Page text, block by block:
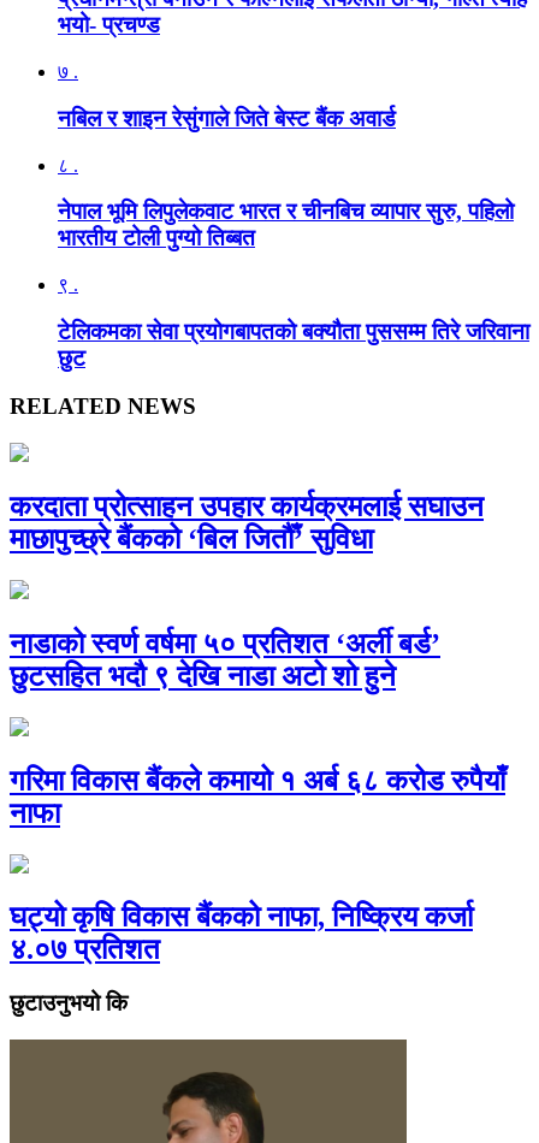
भयो- प्रचण्ड
७ .
नबिल र शाइन रेसुंगाले जिते बेस्ट बैंक अवार्ड
८ .
नेपाल भूमि लिपुलेकवाट भारत र चीनबिच व्यापार सुरु, पहिलो
भारतीय टोली पुग्यो तिब्बत
९ .
टेलिकमका सेवा प्रयोगबापतको बक्यौता पुससम्म तिरे जरिवाना
छुट
RELATED NEWS
करदाता प्रोत्साहन उपहार कार्यक्रमलाई सघाउन
माछापुच्छ्रे बैंकको ‘बिल जितौँ’ सुविधा
नाडाको स्वर्ण वर्षमा ५० प्रतिशत ‘अर्ली बर्ड’
छुटसहित भदौ ९ देखि नाडा अटो शो हुने
गरिमा विकास बैंकले कमायो १ अर्ब ६८ करोड रुपैयाँ
नाफा
घट्यो कृषि विकास बैंकको नाफा, निष्क्रिय कर्जा
४.०७ प्रतिशत
छुटाउनुभयो कि